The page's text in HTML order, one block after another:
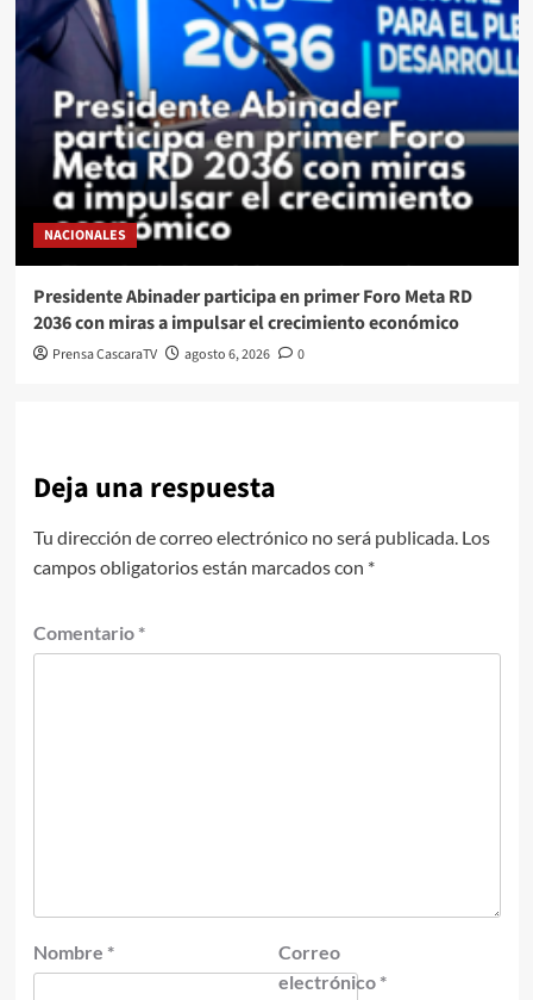
NACIONALES
Presidente Abinader participa en primer Foro Meta RD
2036 con miras a impulsar el crecimiento económico
Prensa CascaraTV agosto 6, 2026 0
Deja una respuesta
Tu dirección de correo electrónico no será publicada. Los
campos obligatorios están marcados con *
Comentario *
Nombre *
Correo
electrónico *